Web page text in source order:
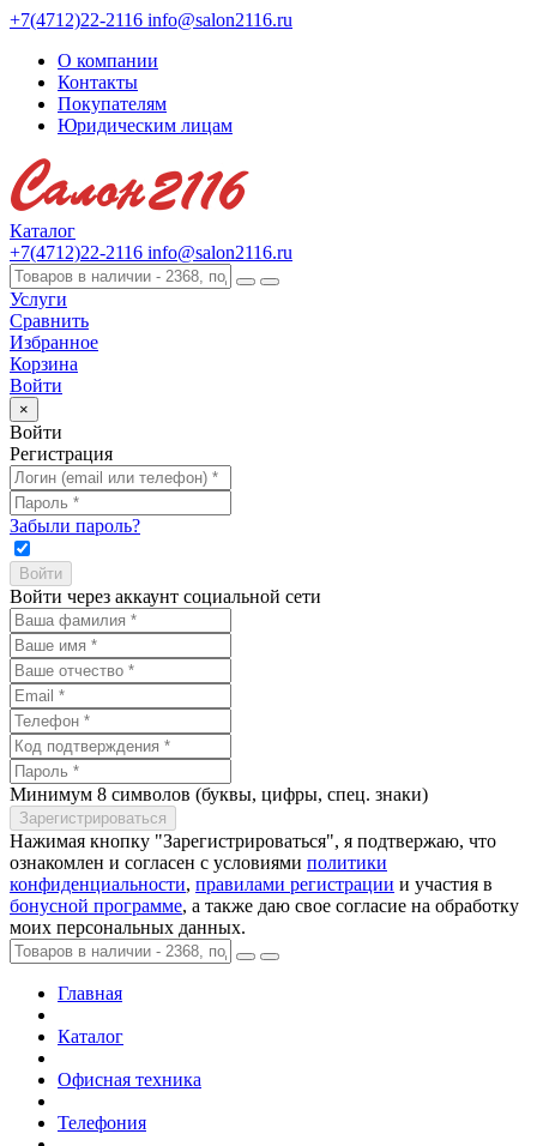
+7(4712)22-2116 info@salon2116.ru
О компании
Контакты
Покупателям
Юридическим лицам
Каталог
+7(4712)22-2116 info@salon2116.ru
Услуги
Сравнить
Избранное
Корзина
Войти
×
Войти
Регистрация
Забыли пароль?
Войти через аккаунт социальной сети
Минимум 8 символов (буквы, цифры, спец. знаки)
Нажимая кнопку "Зарегистрироваться", я подтвержаю, что
ознакомлен и согласен с условиями политики
конфиденциальности, правилами регистрации и участия в
бонусной программе, а также даю свое согласие на обработку
моих персональных данных.
Главная
Каталог
Офисная техника
Телефония